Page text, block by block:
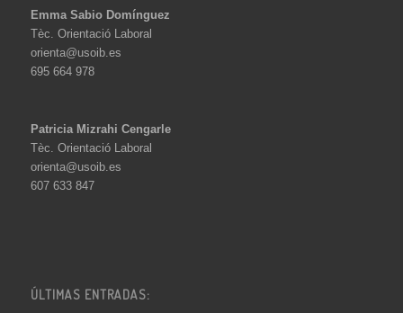
Emma Sabio Domínguez
Tèc. Orientació Laboral
orienta@usoib.es
695 664 978
Patricia Mizrahi Cengarle
Tèc. Orientació Laboral
orienta@usoib.es
607 633 847
ÚLTIMAS ENTRADAS: